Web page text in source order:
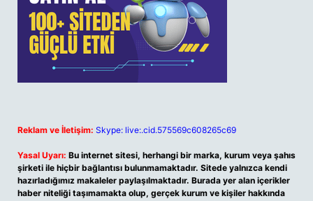
Reklam ve İletişim: Skype: live:.cid.575569c608265c69
Yasal Uyarı: Bu internet sitesi, herhangi bir marka, kurum veya şahıs
şirketi ile hiçbir bağlantısı bulunmamaktadır. Sitede yalnızca kendi
hazırladığımız makaleler paylaşılmaktadır. Burada yer alan içerikler
haber niteliği taşımamakta olup, gerçek kurum ve kişiler hakkında